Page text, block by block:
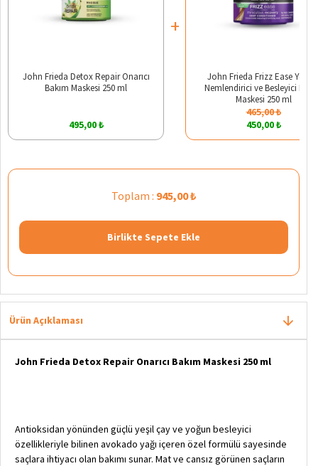
John Frieda Detox Repair Onarıcı
Bakım Maskesi 250 ml
495,00 ₺
+
John Frieda Frizz Ease
Nemlendirici ve Besleyici
Maskesi 250 ml
465,00 ₺
450,00 ₺
Toplam : 945,00 ₺
Birlikte Sepete Ekle
Ürün Açıklaması
John Frieda Detox Repair Onarıcı Bakım Maskesi 250 ml
Antioksidan yönünden güçlü yeşil çay ve yoğun besleyici
özellikleriyle bilinen avokado yağı içeren özel formülü sayesinde
saçlara ihtiyacı olan bakımı sunar. Mat ve cansız görünen saçların